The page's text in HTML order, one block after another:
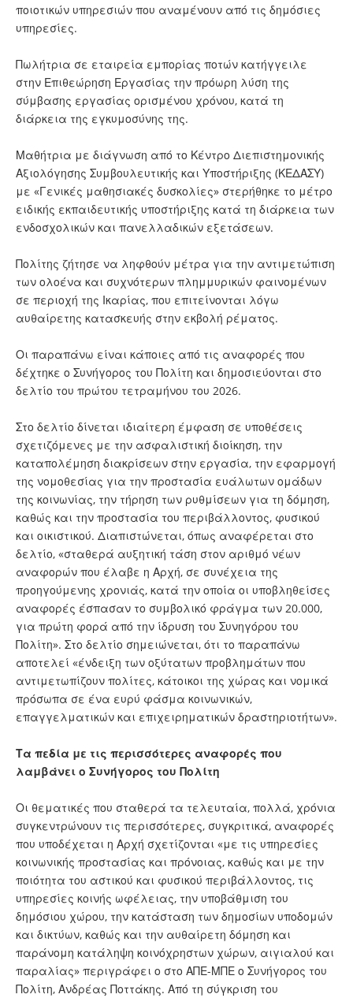
ποιοτικών υπηρεσιών που αναμένουν από τις δημόσιες
υπηρεσίες.
Πωλήτρια σε εταιρεία εμπορίας ποτών κατήγγειλε
στην Επιθεώρηση Εργασίας την πρόωρη λύση της
σύμβασης εργασίας ορισμένου χρόνου, κατά τη
διάρκεια της εγκυμοσύνης της.
Μαθήτρια με διάγνωση από το Κέντρο Διεπιστημονικής
Αξιολόγησης Συμβουλευτικής και Υποστήριξης (ΚΕΔΑΣΥ)
με «Γενικές μαθησιακές δυσκολίες» στερήθηκε το μέτρο
ειδικής εκπαιδευτικής υποστήριξης κατά τη διάρκεια των
ενδοσχολικών και πανελλαδικών εξετάσεων.
Πολίτης ζήτησε να ληφθούν μέτρα για την αντιμετώπιση
των ολοένα και συχνότερων πλημμυρικών φαινομένων
σε περιοχή της Ικαρίας, που επιτείνονται λόγω
αυθαίρετης κατασκευής στην εκβολή ρέματος.
Οι παραπάνω είναι κάποιες από τις αναφορές που
δέχτηκε ο Συνήγορος του Πολίτη και δημοσιεύονται στο
δελτίο του πρώτου τετραμήνου του 2026.
Στο δελτίο δίνεται ιδιαίτερη έμφαση σε υποθέσεις
σχετιζόμενες με την ασφαλιστική διοίκηση, την
καταπολέμηση διακρίσεων στην εργασία, την εφαρμογή
της νομοθεσίας για την προστασία ευάλωτων ομάδων
της κοινωνίας, την τήρηση των ρυθμίσεων για τη δόμηση,
καθώς και την προστασία του περιβάλλοντος, φυσικού
και οικιστικού. Διαπιστώνεται, όπως αναφέρεται στο
δελτίο, «σταθερά αυξητική τάση στον αριθμό νέων
αναφορών που έλαβε η Αρχή, σε συνέχεια της
προηγούμενης χρονιάς, κατά την οποία οι υποβληθείσες
αναφορές έσπασαν το συμβολικό φράγμα των 20.000,
για πρώτη φορά από την ίδρυση του Συνηγόρου του
Πολίτη». Στο δελτίο σημειώνεται, ότι το παραπάνω
αποτελεί «ένδειξη των οξύτατων προβλημάτων που
αντιμετωπίζουν πολίτες, κάτοικοι της χώρας και νομικά
πρόσωπα σε ένα ευρύ φάσμα κοινωνικών,
επαγγελματικών και επιχειρηματικών δραστηριοτήτων».
Τα πεδία με τις περισσότερες αναφορές που
λαμβάνει ο Συνήγορος του Πολίτη
Οι θεματικές που σταθερά τα τελευταία, πολλά, χρόνια
συγκεντρώνουν τις περισσότερες, συγκριτικά, αναφορές
που υποδέχεται η Αρχή σχετίζονται «με τις υπηρεσίες
κοινωνικής προστασίας και πρόνοιας, καθώς και με την
ποιότητα του αστικού και φυσικού περιβάλλοντος, τις
υπηρεσίες κοινής ωφέλειας, την υποβάθμιση του
δημόσιου χώρου, την κατάσταση των δημοσίων υποδομών
και δικτύων, καθώς και την αυθαίρετη δόμηση και
παράνομη κατάληψη κοινόχρηστων χώρων, αιγιαλού και
παραλίας» περιγράφει ο στο ΑΠΕ-ΜΠΕ ο Συνήγορος του
Πολίτη, Ανδρέας Ποττάκης. Από τη σύγκριση του